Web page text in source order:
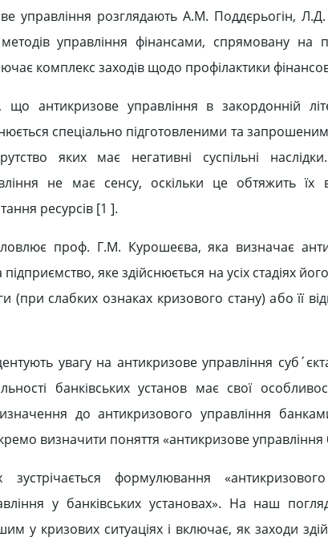
управління розглядають A.M. Поддєрьогін,
управління фінансами, спрямовану на
комплекс заходів щодо профілактики
антикризове управління в закордонній
спеціально підготовленими та
яких має негативні суспільні
не має сенсу, оскільки це обтяжить їх
ресурсів [1 ].
проф. Г.М. Курошеєва, яка визначає
підприємство, яке здійснюється на усіх стадіях
(при слабких ознаках кризового стану) або її
увагу на антикризове управління
банківських установ має свої
до антикризового управління
визначити поняття «антикризове
формулювання
у банківських установах». На наш
у кризових ситуаціях і включає, як заходи